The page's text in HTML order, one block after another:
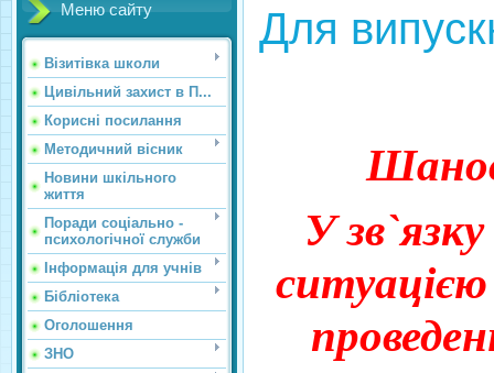
Меню сайту
Візитівка школи
Цивільний захист в П...
Корисні посилання
Методичний вісник
Новини шкільного
життя
Поради соціально -
психологічної служби
Інформація для учнів
Бібліотека
Оголошення
ЗНО
Для
У